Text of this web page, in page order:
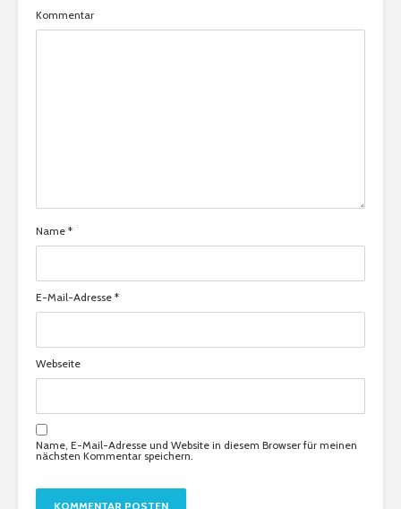
Kommentar
Name *
E-Mail-Adresse *
Webseite
Name, E-Mail-Adresse und Website in diesem Browser für meinen
nächsten Kommentar speichern.